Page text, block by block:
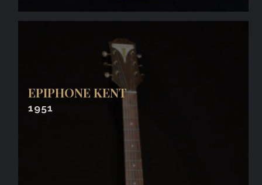
EPIPHONE KENT
1951